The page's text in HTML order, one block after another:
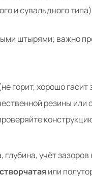
и сувальдного
штырями; важно
горит, хорошо
резины
глубина, учёт
или